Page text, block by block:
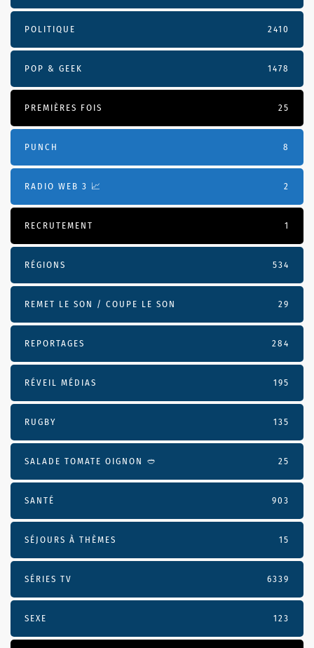
POLITIQUE 2410
POP & GEEK 1478
PREMIÈRES FOIS 25
PUNCH 8
RADIO WEB 3 📈 2
RECRUTEMENT 1
RÉGIONS 534
REMET LE SON / COUPE LE SON 29
REPORTAGES 284
RÉVEIL MÉDIAS 195
RUGBY 135
SALADE TOMATE OIGNON 🥙 25
SANTÉ 903
SÉJOURS À THÈMES 15
SÉRIES TV 6339
SEXE 123